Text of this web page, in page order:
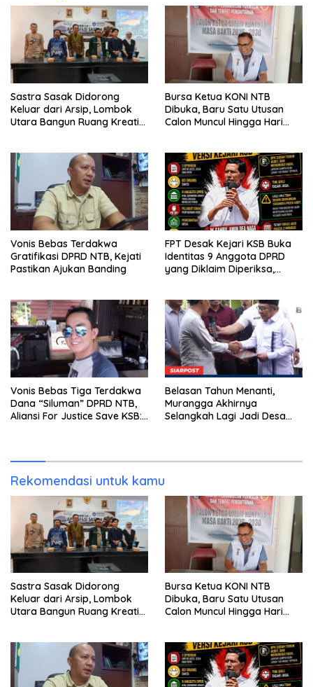
Sastra Sasak Didorong
Keluar dari Arsip, Lombok
Utara Bangun Ruang Kreatif
Bursa Ketua KONI NTB
Dibuka, Baru Satu Utusan
Calon Muncul Hingga Hari
Vonis Bebas Terdakwa
Gratifikasi DPRD NTB, Kejati
Pastikan Ajukan Banding
FPT Desak Kejari KSB Buka
Identitas 9 Anggota DPRD
yang Diklaim Diperiksa,
Vonis Bebas Tiga Terdakwa
Dana “Siluman” DPRD NTB,
Aliansi For Justice Save KSB:
Belasan Tahun Menanti,
Murangga Akhirnya
Selangkah Lagi Jadi Desa
Rekomendasi untuk kamu
Sastra Sasak Didorong
Keluar dari Arsip, Lombok
Utara Bangun Ruang Kreatif
Bursa Ketua KONI NTB
Dibuka, Baru Satu Utusan
Calon Muncul Hingga Hari